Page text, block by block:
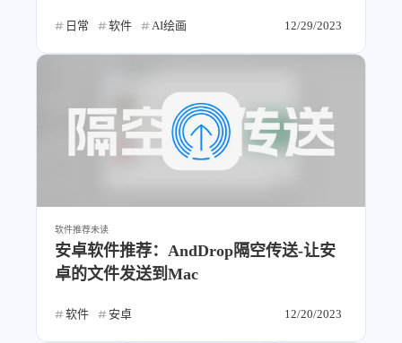
日常 软件 AI绘画 12/29/2023
软件推荐未读
安卓软件推荐：AndDrop隔空传送-让安
卓的文件发送到Mac
软件 安卓 12/20/2023